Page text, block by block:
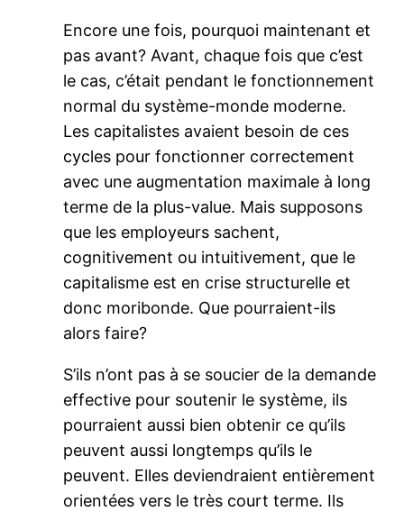
Encore une fois, pourquoi maintenant et
pas avant? Avant, chaque fois que c’est
le cas, c’était pendant le fonctionnement
normal du système-monde moderne.
Les capitalistes avaient besoin de ces
cycles pour fonctionner correctement
avec une augmentation maximale à long
terme de la plus-value. Mais supposons
que les employeurs sachent,
cognitivement ou intuitivement, que le
capitalisme est en crise structurelle et
donc moribonde. Que pourraient-ils
alors faire?
S’ils n’ont pas à se soucier de la demande
effective pour soutenir le système, ils
pourraient aussi bien obtenir ce qu’ils
peuvent aussi longtemps qu’ils le
peuvent. Elles deviendraient entièrement
orientées vers le très court terme. Ils